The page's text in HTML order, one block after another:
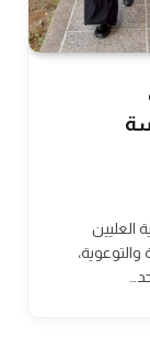
العليين